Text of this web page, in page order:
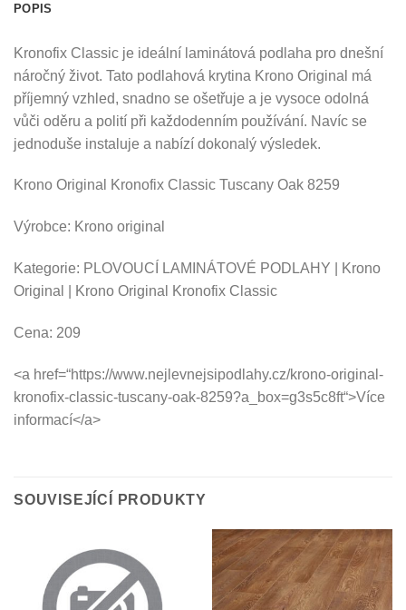
POPIS
Kronofix Classic je ideální laminátová podlaha pro dnešní
náročný život. Tato podlahová krytina Krono Original má
příjemný vzhled, snadno se ošetřuje a je vysoce odolná
vůči oděru a polití při každodenním používání. Navíc se
jednoduše instaluje a nabízí dokonalý výsledek.
Krono Original Kronofix Classic Tuscany Oak 8259
Výrobce: Krono original
Kategorie: PLOVOUCÍ LAMINÁTOVÉ PODLAHY | Krono
Original | Krono Original Kronofix Classic
Cena: 209
<a href=“https://www.nejlevnejsipodlahy.cz/krono-original-
kronofix-classic-tuscany-oak-8259?a_box=g3s5c8ft“>Více
informací</a>
SOUVISEJÍCÍ PRODUKTY